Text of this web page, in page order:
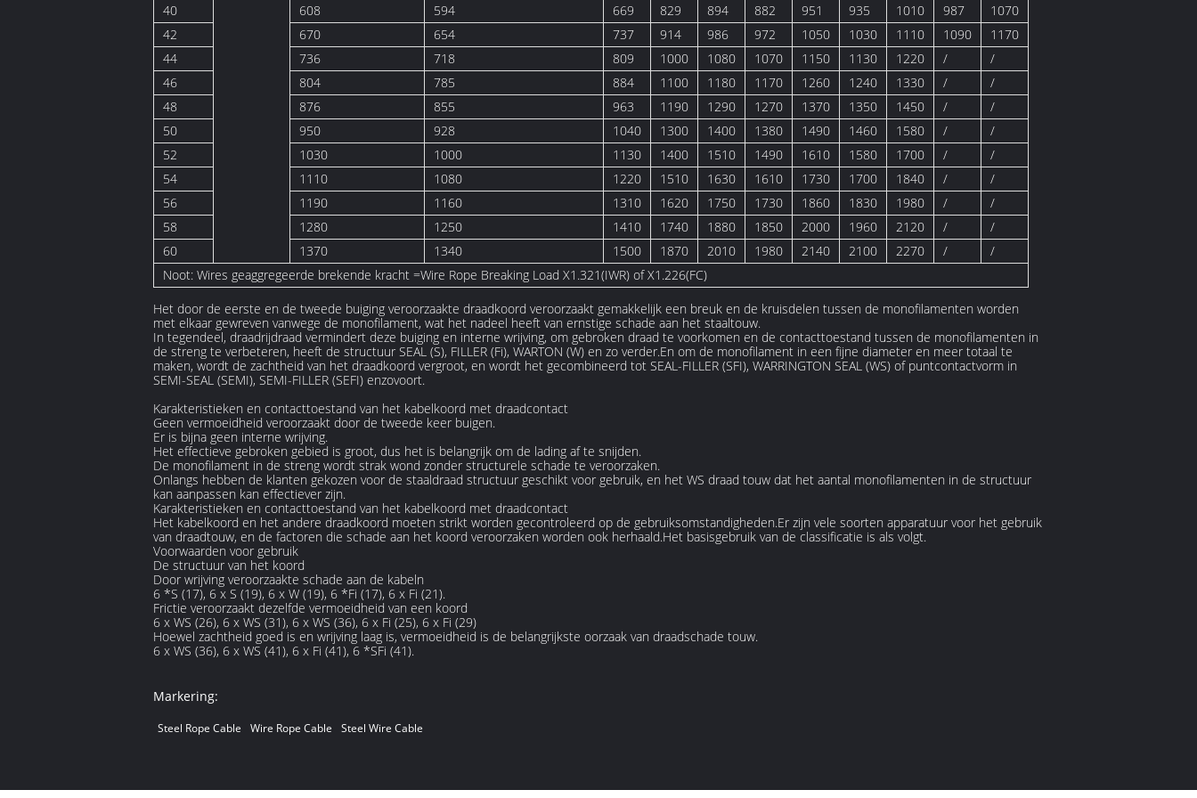
40 608 594 669 829 894 882 951 935 1010 987
1070
42
670 654 737 914 986 972 1050 1030 1110 1090
1170
44
736 718 809 1000 1080 1070 1150 1130 1220 /
/
46
804 785 884 1100 1180 1170 1260 1240 1330 /
/
48
876 855 963 1190 1290 1270 1370 1350 1450 /
/
50
950 928 1040 1300 1400 1380 1490 1460 1580 /
/
52
1030 1000 1130 1400 1510 1490 1610 1580 1700 /
/
54
1110 1080 1220 1510 1630 1610 1730 1700 1840 /
/
56
1190 1160 1310 1620 1750 1730 1860 1830 1980 /
/
58
1280 1250 1410 1740 1880 1850 2000 1960 2120 /
/
60
1370 1340 1500 1870 2010 1980 2140 2100 2270 /
/
Noot: Wires geaggregeerde brekende kracht =Wire Rope Breaking Load X1.321(IWR) of X1.226(FC)
Het door de eerste en de tweede buiging veroorzaakte draadkoord veroorzaakt gemakkelijk een breuk en de kruisdelen tussen de monofilamenten worden
met elkaar gewreven vanwege de monofilament, wat het nadeel heeft van ernstige schade aan het staaltouw.
In tegendeel, draadrijdraad vermindert deze buiging en interne wrijving, om gebroken draad te voorkomen en de contacttoestand tussen de monofilamenten in
de streng te verbeteren, heeft de structuur SEAL (S), FILLER (Fi), WARTON (W) en zo verder.En om de monofilament in een fijne diameter en meer totaal te
maken, wordt de zachtheid van het draadkoord vergroot, en wordt het gecombineerd tot SEAL-FILLER (SFI), WARRINGTON SEAL (WS) of puntcontactvorm in
SEMI-SEAL (SEMI), SEMI-FILLER (SEFI) enzovoort.
Karakteristieken en contacttoestand van het kabelkoord met draadcontact
Geen vermoeidheid veroorzaakt door de tweede keer buigen.
Er is bijna geen interne wrijving.
Het effectieve gebroken gebied is groot, dus het is belangrijk om de lading af te snijden.
De monofilament in de streng wordt strak wond zonder structurele schade te veroorzaken.
Onlangs hebben de klanten gekozen voor de staaldraad structuur geschikt voor gebruik, en het WS draad touw dat het aantal monofilamenten in de structuur
kan aanpassen kan effectiever zijn.
Karakteristieken en contacttoestand van het kabelkoord met draadcontact
Het kabelkoord en het andere draadkoord moeten strikt worden gecontroleerd op de gebruiksomstandigheden.Er zijn vele soorten apparatuur voor het gebruik
van draadtouw, en de factoren die schade aan het koord veroorzaken worden ook herhaald.Het basisgebruik van de classificatie is als volgt.
Voorwaarden voor gebruik
De structuur van het koord
Door wrijving veroorzaakte schade aan de kabeln
6 *S (17), 6 x S (19), 6 x W (19), 6 *Fi (17), 6 x Fi (21).
Frictie veroorzaakt dezelfde vermoeidheid van een koord
6 x WS (26), 6 x WS (31), 6 x WS (36), 6 x Fi (25), 6 x Fi (29)
Hoewel zachtheid goed is en wrijving laag is, vermoeidheid is de belangrijkste oorzaak van draadschade touw.
6 x WS (36), 6 x WS (41), 6 x Fi (41), 6 *SFi (41).
Markering:
Steel Rope Cable Wire Rope Cable Steel Wire Cable